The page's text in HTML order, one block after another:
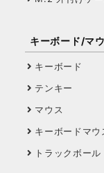
キーボード/マ
キーボード
テンキー
マウス
キーボードマウ
トラックボール